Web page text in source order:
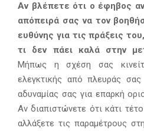
Αν βλέπετε ότι ο έφηβος
απόπειρά σας να τον
ευθύνης για τις πράξεις
τι δεν πάει καλά στην
Μήπως η σχέση σας
ελεγκτικής από πλευράς
αδυναμίας σας για επαρκή
Αν διαπιστώνετε ότι κάτι
αλλάξετε τις παραμέτρους